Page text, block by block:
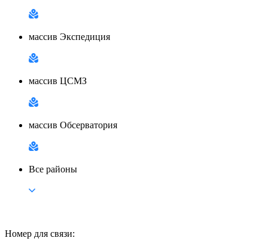
массив Экспедиция
массив ЦСМЗ
массив Обсерватория
Все районы
Номер для связи: